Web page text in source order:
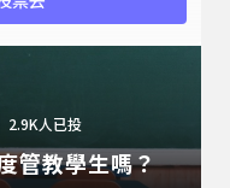
2.9K人已投
管教學生嗎？